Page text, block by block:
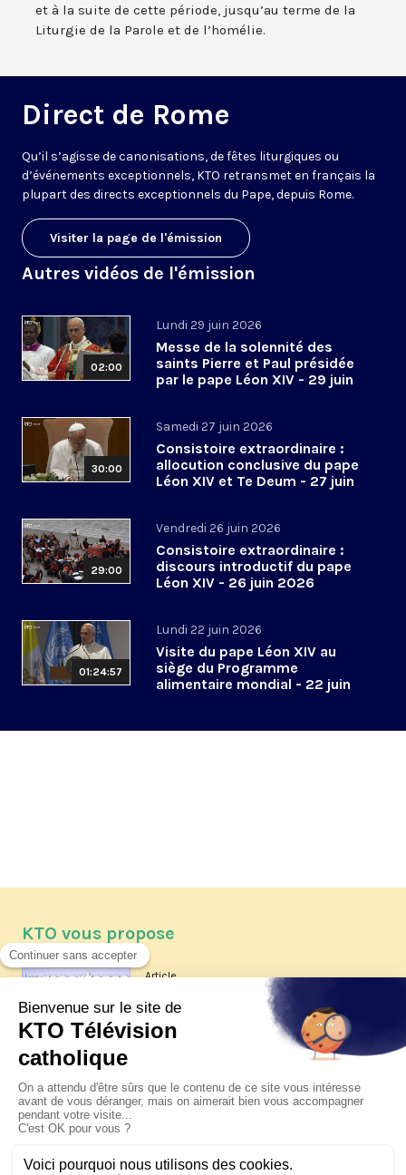
et à la suite de cette période, jusqu’au terme de la
Liturgie de la Parole et de l’homélie.
Direct de Rome
Qu’il s’agisse de canonisations, de fêtes liturgiques ou
d’événements exceptionnels, KTO retransmet en français la
plupart des directs exceptionnels du Pape, depuis Rome.
Visiter la page de l'émission
Autres vidéos de l'émission
02:00
Lundi 29 juin 2026
Messe de la solennité des
saints Pierre et Paul présidée
par le pape Léon XIV - 29 juin
30:00
Samedi 27 juin 2026
Consistoire extraordinaire :
allocution conclusive du pape
Léon XIV et Te Deum - 27 juin
29:00
Vendredi 26 juin 2026
Consistoire extraordinaire :
discours introductif du pape
Léon XIV - 26 juin 2026
01:24:57
Lundi 22 juin 2026
Visite du pape Léon XIV au
siège du Programme
alimentaire mondial - 22 juin
KTO vous propose
Article
Les reportages d'été 2026 de KTO
La visite pastorale du pape Léon
XIV à Assise à suivre sur KTO le
jeudi 6 août
Le pape en Uruguay, Argentine et